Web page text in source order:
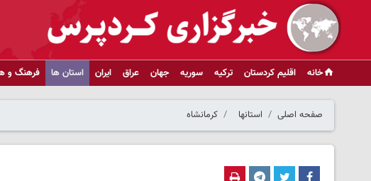
خانه اقلیم کردستان ترکیه سوریه جهان عراق ایران استان ها فرهنگ و
صفحه اصلی استانها کرمانشاه